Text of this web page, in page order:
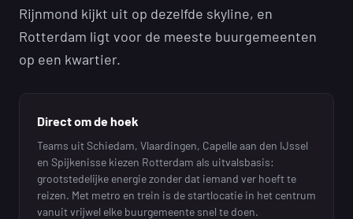
Rijnmond kijkt uit op dezelfde skyline, en
Rotterdam ligt voor de meeste buurgemeenten
op een kwartier.
Direct om de hoek
Teams uit Schiedam, Vlaardingen, Capelle aan den IJssel
en Spijkenisse kiezen Rotterdam als uitvalsbasis:
grootstedelijke energie zonder dat iemand ver hoeft te
reizen. Met metro en trein is de startlocatie in het centrum
vanuit vrijwel elke buurgemeente snel te doen.